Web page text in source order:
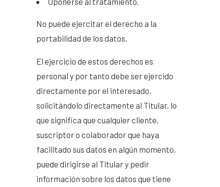
No puede ejercitar el derecho a la
portabilidad de los datos.
El ejercicio de estos derechos es
personal y por tanto debe ser ejercido
directamente por el interesado,
solicitándolo directamente al Titular, lo
que significa que cualquier cliente,
suscriptor o colaborador que haya
facilitado sus datos en algún momento,
puede dirigirse al Titular y pedir
información sobre los datos que tiene